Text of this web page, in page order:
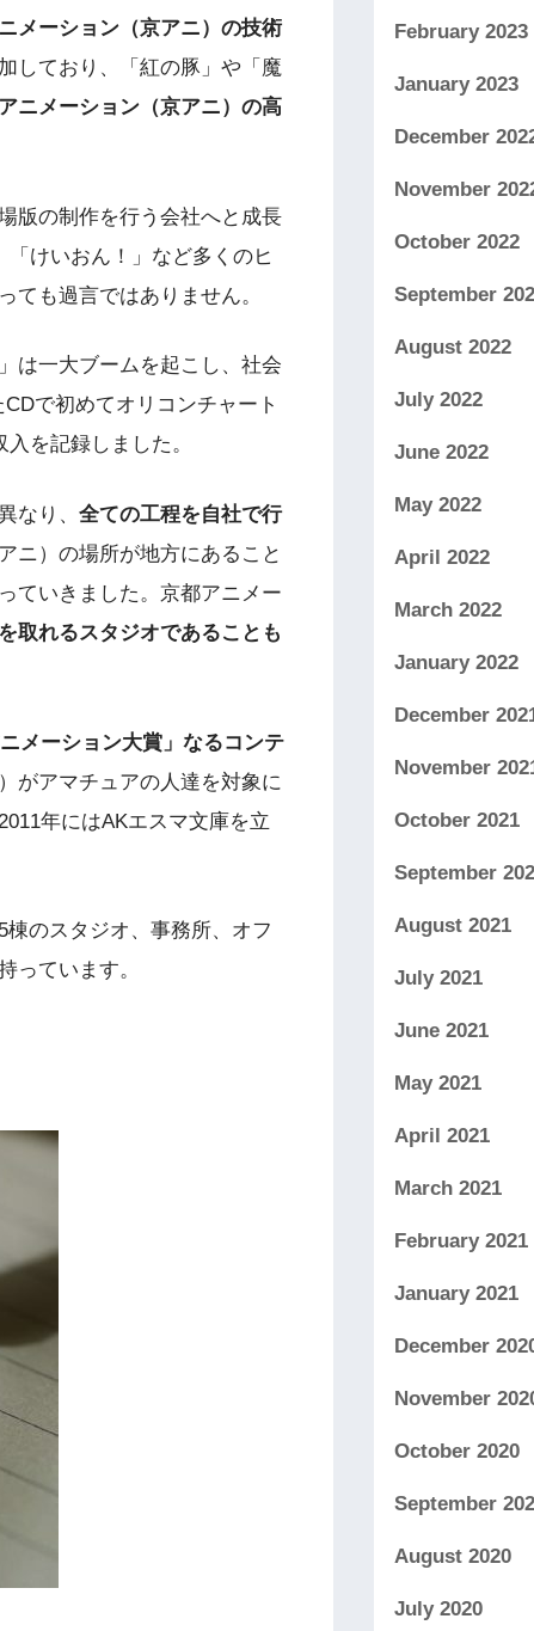
メーション（京アニ）の技術
しており、「紅の豚」や「魔
ニメーション（京アニ）の高
版の制作を行う会社へと成長
けいおん！」など多くのヒ
ても過言ではありません。
は一大ブームを起こし、社会
で初めてオリコンチャート
を記録しました。
なり、 全ての工程を自社で行
ニ）の場所が地方にあること
ていきました。京都アニメー
取れるスタジオであることも
メーション大賞」なるコンテ
がアマチュアの人達を対象に
年にはAKエスマ文庫を立
のスタジオ、事務所、オフ
っています。
February 2023
January 2023
December
November
October 2022
September
August 2022
July 2022
June 2022
May 2022
April 2022
March 2022
January 2022
December
November
October 2021
September
August 2021
July 2021
June 2021
May 2021
April 2021
March 2021
February 2021
January 2021
December
November
October 2020
September
August 2020
July 2020